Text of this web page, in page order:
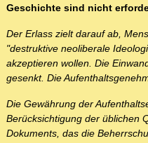
Geschichte sind nicht
Der Erlass zielt darauf ab,
"destruktive neoliberale
akzeptieren wollen. Die
gesenkt. Die
Die Gewährung der
Berücksichtigung der üblichen
Dokuments, das die